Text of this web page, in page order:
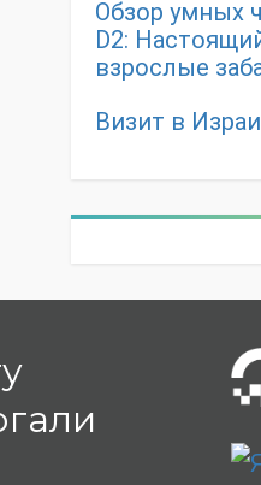
Обзор умных
D2:
взрослые
Визит в